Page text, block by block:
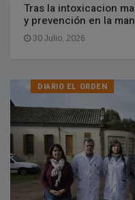
Tras la intoxicacion
y prevención en la
30 Julio, 2026
DIARIO EL ORDEN